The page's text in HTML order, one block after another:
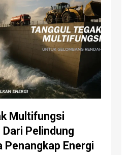
Multifungsi
Dari Pelindung
Penangkap Energi